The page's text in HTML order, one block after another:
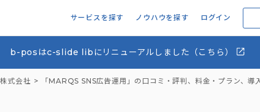
サービスを探す ノウハウを探す ログイン
b-posはc-slide libにリニューアルしました（こちら）
式会社 「MARQS SNS広告運用」の口コミ・評判、料金・プラン、導